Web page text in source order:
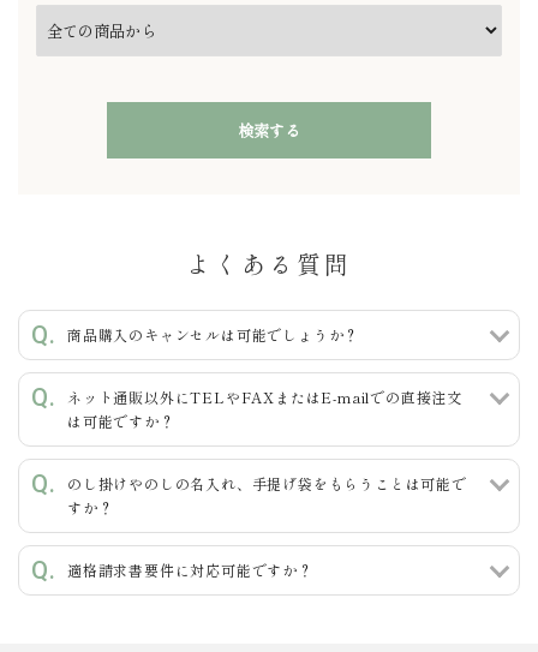
検索する
カテゴリー
よくある質問
商品購入のキャンセルは可能でしょうか？
ネット通販以外にTELやFAXまたはE-mailでの直接注文
は可能ですか？
のし掛けやのしの名入れ、手提げ袋をもらうことは可能で
すか？
適格請求書要件に対応可能ですか？